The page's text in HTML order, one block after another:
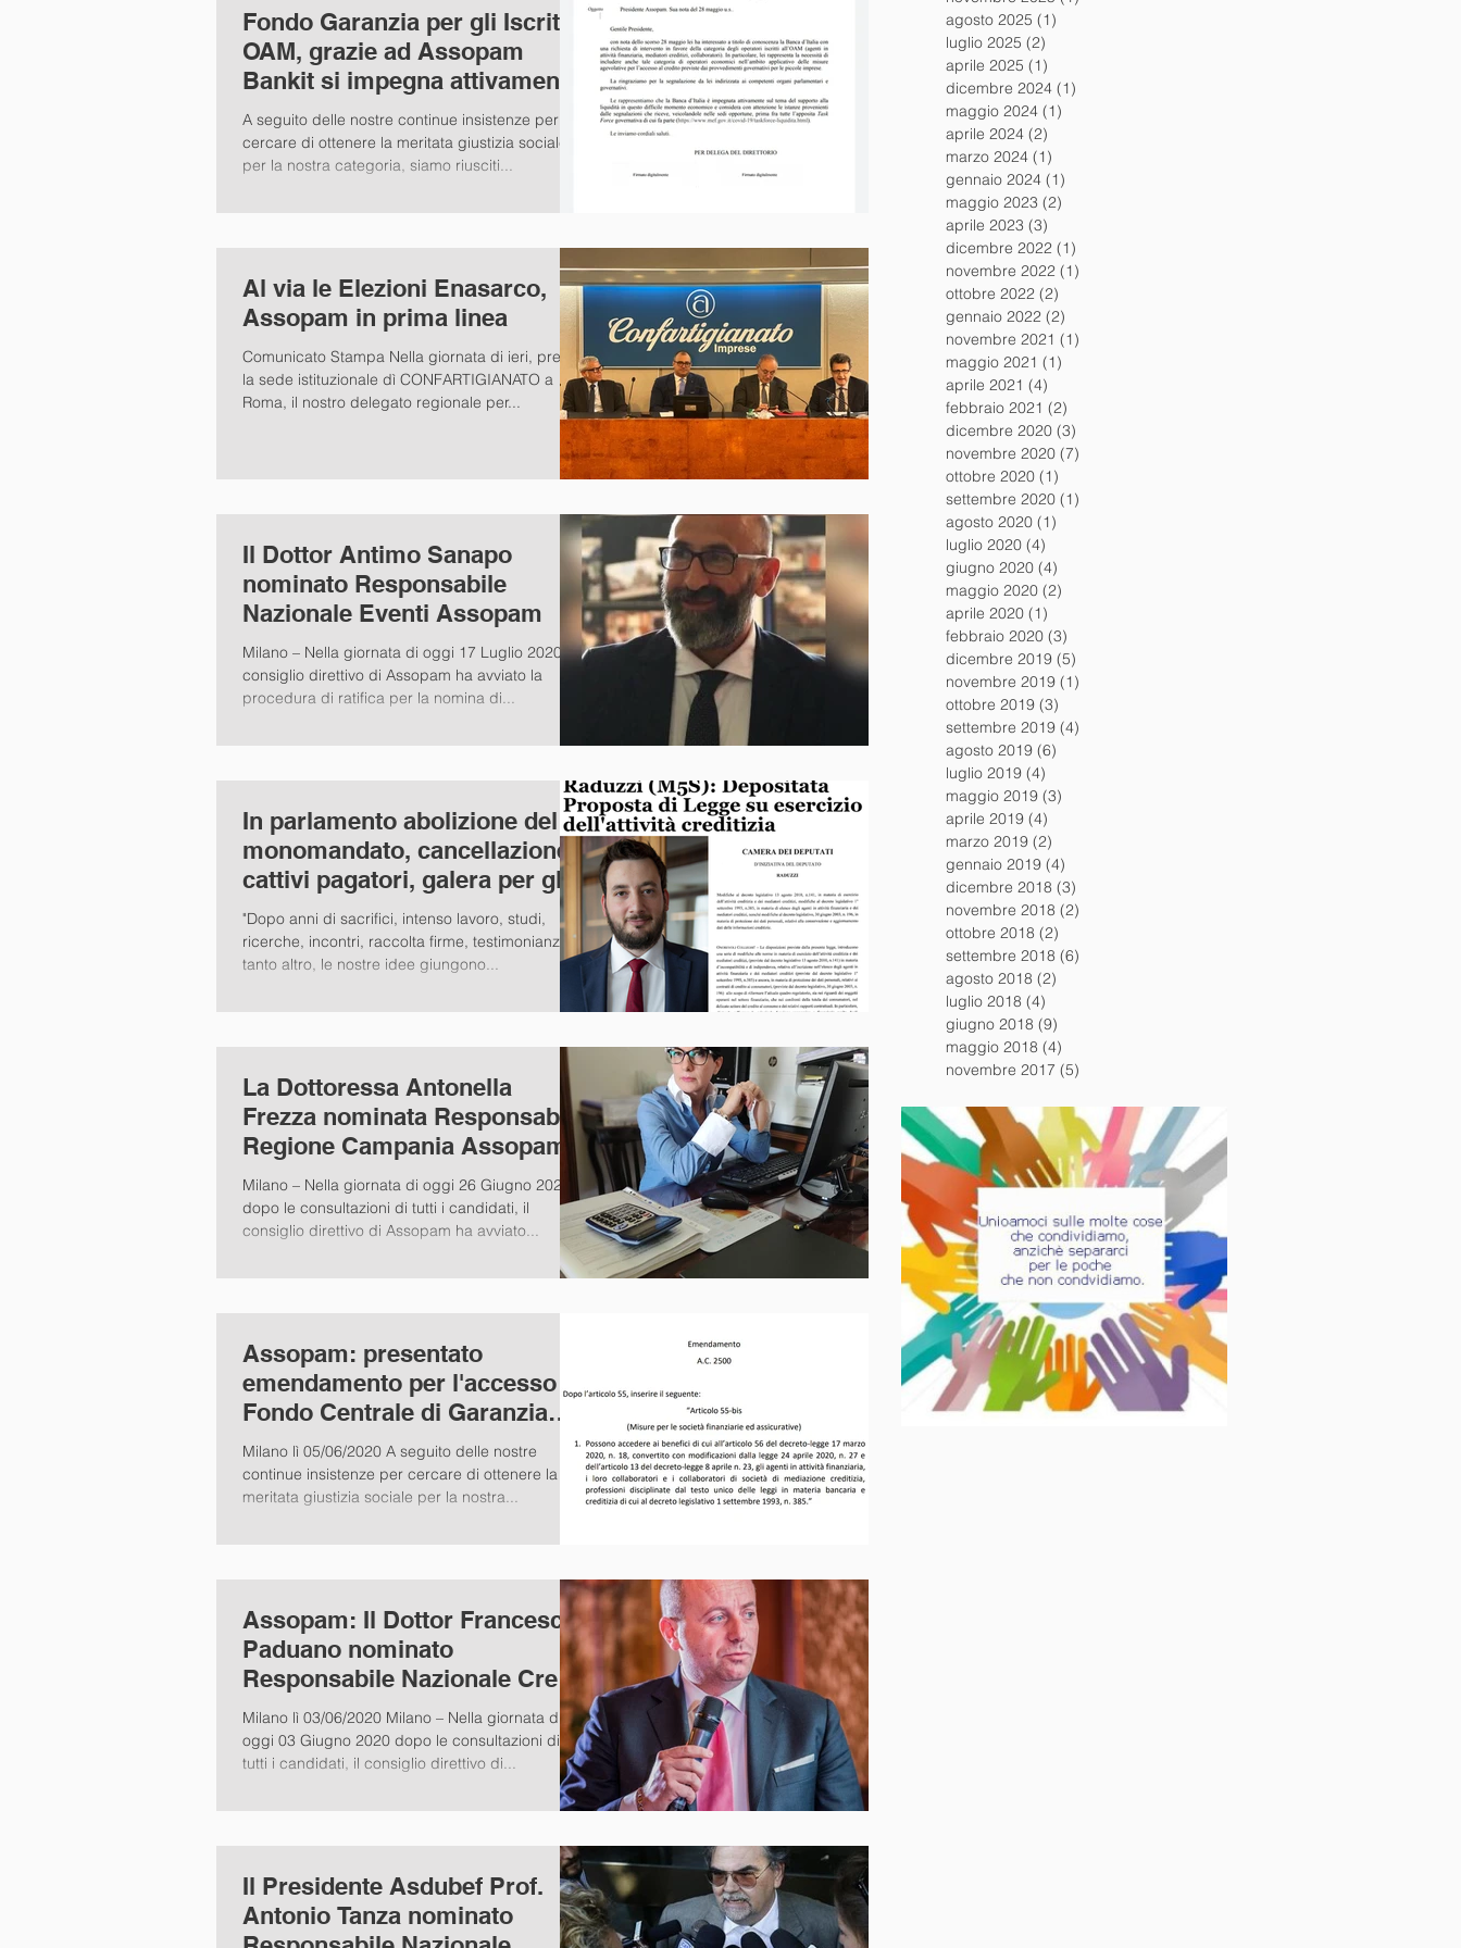
Fondo Garanzia per gli Iscritti
OAM, grazie ad Assopam
Bankit si impegna attivamente
A seguito delle nostre continue insistenze per
cercare di ottenere la meritata giustizia sociale
per la nostra categoria, siamo riusciti...
Al via le Elezioni Enasarco,
Assopam in prima linea
Comunicato Stampa Nella giornata di ieri, presso
la sede istituzionale dì CONFARTIGIANATO a
Roma, il nostro delegato regionale per...
Il Dottor Antimo Sanapo
nominato Responsabile
Nazionale Eventi Assopam
Milano – Nella giornata di oggi 17 Luglio 2020 il
consiglio direttivo di Assopam ha avviato la
procedura di ratifica per la nomina di...
In parlamento abolizione del
monomandato, cancellazione
cattivi pagatori, galera per gli
abusivi
"Dopo anni di sacrifici, intenso lavoro, studi,
ricerche, incontri, raccolta firme, testimonianze e
tanto altro, le nostre idee giungono...
La Dottoressa Antonella
Frezza nominata Responsabile
Regione Campania Assopam
Milano – Nella giornata di oggi 26 Giugno 2020
dopo le consultazioni di tutti i candidati, il
consiglio direttivo di Assopam ha avviato...
Assopam: presentato
emendamento per l'accesso al
Fondo Centrale di Garanzia
degli iscritti OAM
Milano lì 05/06/2020 A seguito delle nostre
continue insistenze per cercare di ottenere la
meritata giustizia sociale per la nostra...
Assopam: Il Dottor Francesco
Paduano nominato
Responsabile Nazionale Credit
Crowfunding & Fintech
Milano lì 03/06/2020 Milano – Nella giornata di
oggi 03 Giugno 2020 dopo le consultazioni di
tutti i candidati, il consiglio direttivo di...
Il Presidente Asdubef Prof.
Antonio Tanza nominato
agosto 2025 (1)
luglio 2025 (2)
aprile 2025 (1)
dicembre 2024 (1)
maggio 2024 (1)
aprile 2024 (2)
marzo 2024 (1)
gennaio 2024 (1)
maggio 2023 (2)
aprile 2023 (3)
dicembre 2022 (1)
novembre 2022 (1)
ottobre 2022 (2)
gennaio 2022 (2)
novembre 2021 (1)
maggio 2021 (1)
aprile 2021 (4)
febbraio 2021 (2)
dicembre 2020 (3)
novembre 2020 (7)
ottobre 2020 (1)
settembre 2020 (1)
agosto 2020 (1)
luglio 2020 (4)
giugno 2020 (4)
maggio 2020 (2)
aprile 2020 (1)
febbraio 2020 (3)
dicembre 2019 (5)
novembre 2019 (1)
ottobre 2019 (3)
settembre 2019 (4)
agosto 2019 (6)
luglio 2019 (4)
maggio 2019 (3)
aprile 2019 (4)
marzo 2019 (2)
gennaio 2019 (4)
dicembre 2018 (3)
novembre 2018 (2)
ottobre 2018 (2)
settembre 2018 (6)
agosto 2018 (2)
luglio 2018 (4)
giugno 2018 (9)
maggio 2018 (4)
novembre 2017 (5)